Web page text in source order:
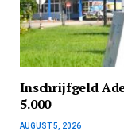
Inschrijfgeld
5.000
AUGUST 5, 2026